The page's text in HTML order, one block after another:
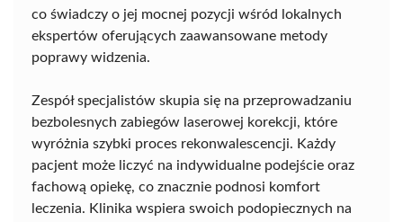
co świadczy o jej mocnej pozycji wśród lokalnych
ekspertów oferujących zaawansowane metody
poprawy widzenia.
Zespół specjalistów skupia się na przeprowadzaniu
bezbolesnych zabiegów laserowej korekcji, które
wyróżnia szybki proces rekonwalescencji. Każdy
pacjent może liczyć na indywidualne podejście oraz
fachową opiekę, co znacznie podnosi komfort
leczenia. Klinika wspiera swoich podopiecznych na